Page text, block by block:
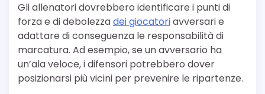
Gli allenatori dovrebbero identificare i punti di
forza e di debolezzadei giocatoriavversari e
adattare di conseguenza le responsabilità di
marcatura. Ad esempio, se un avversario ha
un’ala veloce, i difensori potrebbero dover
posizionarsi più vicini per prevenire le ripartenze.